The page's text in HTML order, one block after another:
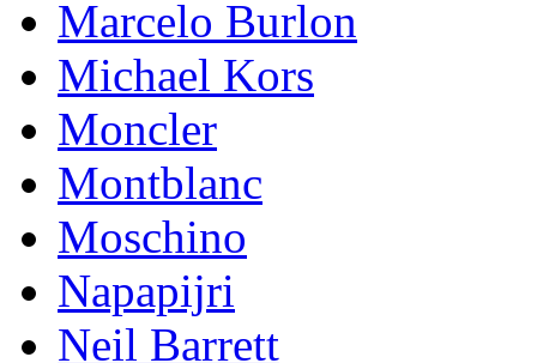
Marcelo Burlon
Michael Kors
Mоnсlеr
Montblanc
Moschino
Napapijri
Neil Barrett